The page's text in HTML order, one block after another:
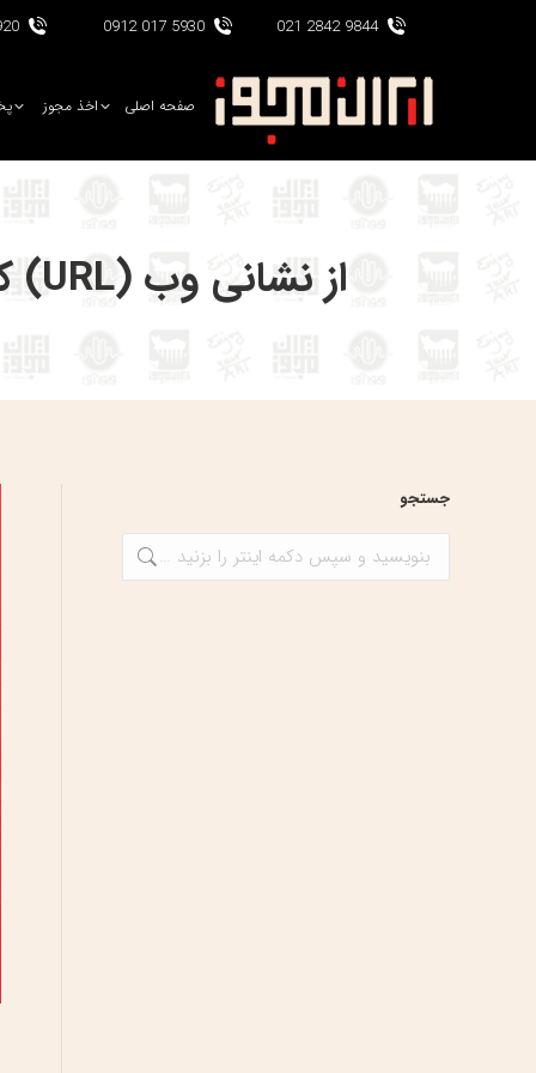
9844 2842 021
5930 017 0912
0912
صفحه اصلی اخذ مجوز
از نشانی وب (URL) کانال یوتیوب خود راضی نیستید؟ روش تغییر اینجاست!
جستجو
جستجو: